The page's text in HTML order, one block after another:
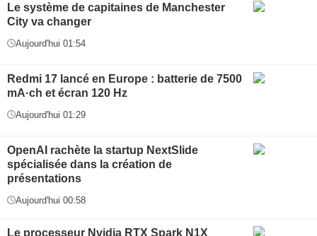
Le système de capitaines de Manchester
City va changer
Aujourd'hui 01:54
Redmi 17 lancé en Europe : batterie de 7500
mA·ch et écran 120 Hz
Aujourd'hui 01:29
OpenAI rachète la startup NextSlide
spécialisée dans la création de
présentations
Aujourd'hui 00:58
Le processeur Nvidia RTX Spark N1X